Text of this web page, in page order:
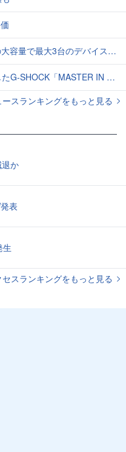
固体モバイルバッテリー「SMARTCOBY Pro SLIM SS」レビュー
IN HORIZON GOLD」3モデル
ースランキングをもっと見る
か
表
生
スランキングをもっと見る